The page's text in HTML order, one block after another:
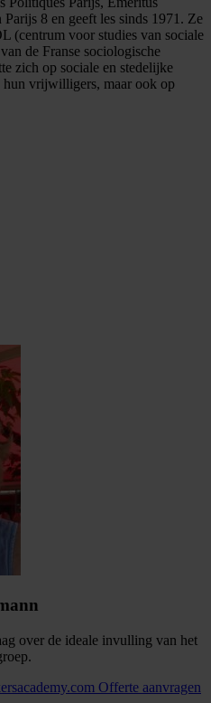
8 en geeft les sinds 1971. Ze
(centrum voor studies van sociale
de Franse sociologische
zich op sociale en stedelijke
hun vrijwilligers, maar ook op
over de ideale invulling van het
Offerte aanvragen